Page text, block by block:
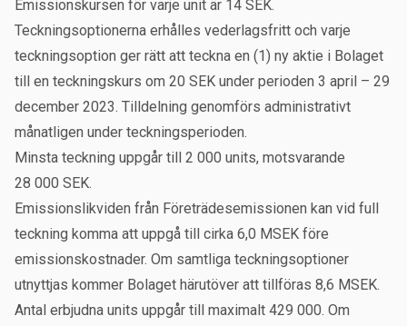
Emissionskursen för varje unit är 14 SEK.
Teckningsoptionerna erhålles vederlagsfritt och varje
teckningsoption ger rätt att teckna en (1) ny aktie i Bolaget
till en teckningskurs om 20 SEK under perioden 3 april – 29
december 2023. Tilldelning genomförs administrativt
månatligen under teckningsperioden.
Minsta teckning uppgår till 2 000 units, motsvarande
28 000 SEK.
Emissionslikviden från Företrädesemissionen kan vid full
teckning komma att uppgå till cirka 6,0 MSEK före
emissionskostnader. Om samtliga teckningsoptioner
utnyttjas kommer Bolaget härutöver att tillföras 8,6 MSEK.
Antal erbjudna units uppgår till maximalt 429 000. Om